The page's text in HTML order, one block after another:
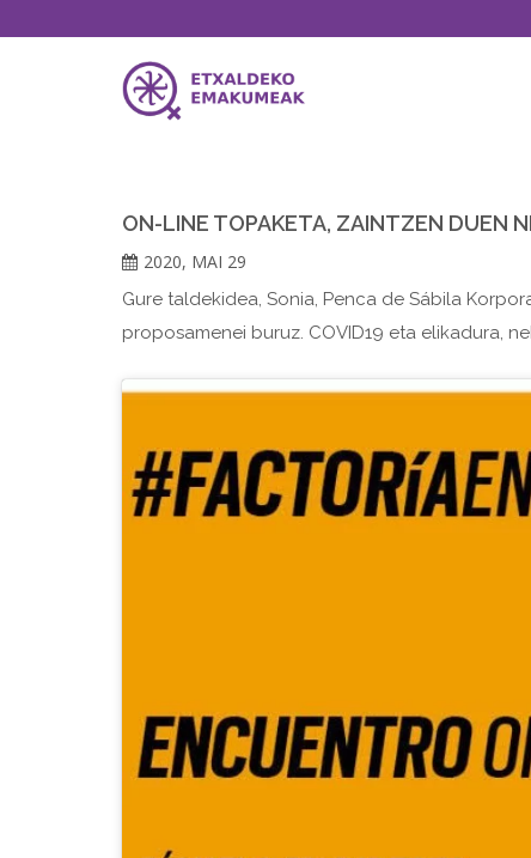
ON-LINE TOPAKETA, ZAINTZEN DUEN
2020, MAI 29
Gure taldekidea, Sonia, Penca de Sábila
proposamenei buruz. COVID19 eta elikadura,